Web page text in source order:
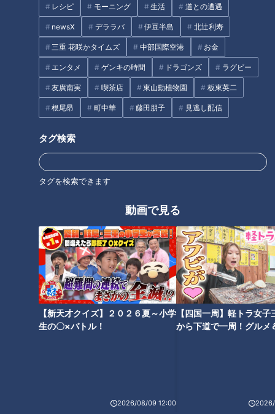
レシピ モーニング 生活 道との遭遇
newsX デララバ 伊豆半島 北辻利寿
三重 花咲かタイムズ 中部国際空港 お金
エンタメ ゲンキの時間 ドラゴンズ ラグビー
友廣南実 喫茶店 東山動植物園 板東英二
根尾昂 町中華 藤田朋子 見逃し配信
タグ検索
タグを検索できます
動画で見る
【新天才クイズ】２０２６夏～小学
生の〇×バトル！
2026/08/09 12:00
【四国一周】軽トラ女子
から下道で一周！グルメ
て塩、こしょう、小麦粉をまぶす。
3 フライパンに油大さじ1/2を熱し、牛肉の全面を焼きつけ
る。鍋にとり出し、あいたフライパンで薄切りの玉ねぎをさっ
と炒め、油がまわったら牛肉と同じ鍋に移す。
4 3の鍋に赤ワインを入れ、肉がかぶる程度に水を注いで火
ど煮る。
5 4にケチャップ、ウスターソース、塩、こしょうを加えて
なじませ、火を止めて粗熱をとる。
り、マッシュルームは大きければ半分に切る。
7 5の鍋を火にかけ、再び煮立ったら6を入れて混ぜ、ふたを
して10分ほど煮る。塩、こしょうで味をととのえて器に盛る。